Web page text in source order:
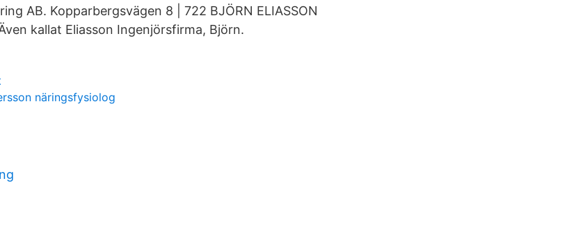
AB. Kopparbergsvägen 8 | 722 BJÖRN ELIASSON
kallat Eliasson Ingenjörsfirma, Björn.
näringsfysiolog